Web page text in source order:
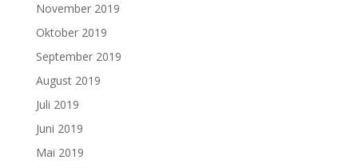
November 2019
Oktober 2019
September 2019
August 2019
Juli 2019
Juni 2019
Mai 2019